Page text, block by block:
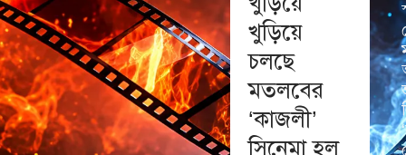
খুড়িয়ে
চলছে
মতলবের
‘কাজলী’
সিনেমা হল